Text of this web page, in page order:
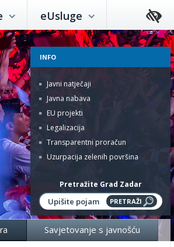
eUsluge
INFO
Javni natječaji
Javna nabava
EU projekti
Legalizacija
Transparentni proračun
Uzurpacija zelenih površina
Pretražite Grad Zadar
Savjetovanje s javnošću